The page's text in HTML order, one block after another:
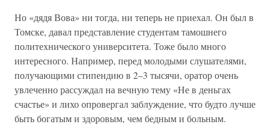
Но «дядя Вова» ни тогда, ни теперь не приехал. Он был в
Томске, давал представление студентам тамошнего
политехнического университета. Тоже было много
интересного. Например, перед молодыми слушателями,
получающими стипендию в 2–3 тысячи, оратор очень
увлеченно рассуждал на вечную тему «Не в деньгах
счастье» и лихо опровергал заблуждение, что будто лучше
быть богатым и здоровым, чем бедным и больным.